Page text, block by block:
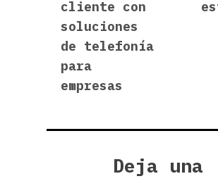
cliente con
soluciones
de telefonía
para
empresas
Deja una